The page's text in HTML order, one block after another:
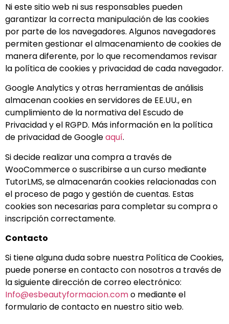
Ni este sitio web ni sus responsables pueden
garantizar la correcta manipulación de las cookies
por parte de los navegadores. Algunos navegadores
permiten gestionar el almacenamiento de cookies de
manera diferente, por lo que recomendamos revisar
la política de cookies y privacidad de cada navegador.
Google Analytics y otras herramientas de análisis
almacenan cookies en servidores de EE.UU., en
cumplimiento de la normativa del Escudo de
Privacidad y el RGPD. Más información en la política
de privacidad de Googleaquí.
Si decide realizar una compra a través de
WooCommerce o suscribirse a un curso mediante
TutorLMS, se almacenarán cookies relacionadas con
el proceso de pago y gestión de cuentas. Estas
cookies son necesarias para completar su compra o
inscripción correctamente.
Contacto
Si tiene alguna duda sobre nuestra Política de Cookies,
puede ponerse en contacto con nosotros a través de
la siguiente dirección de correo electrónico:
Info@esbeautyformacion.como mediante el
formulario de contacto en nuestro sitio web.